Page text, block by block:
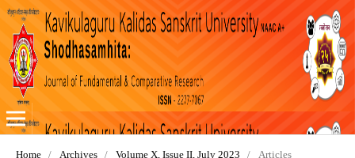
Home / Archives / Volume X, Issue II, July 2023 / Articles